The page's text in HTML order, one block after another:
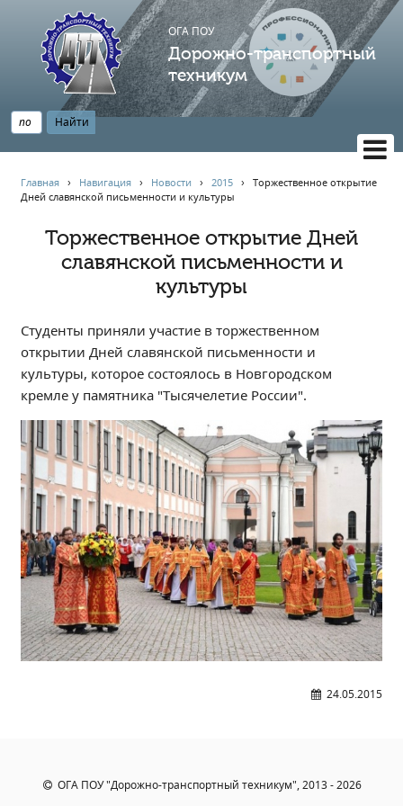
ОГА ПОУ
Дорожно-транспортный
техникум
НАВИГАЦИЯ
Главная
Профессионалитет
Новости
Наблюдательный совет
Информация
Независимая оценка качества
Профориентация
Обращения онлайн
Контакты
Региональный центр по профилактике ДДТТ
Учебно-производственный комплекс
Центр карьеры
Противодействие коррупции
Всероссийское чемпионатное движение
Региональная инновационная площадка
СВЕДЕНИЯ ОБ ОБРАЗОВАТЕЛЬНОЙ ОРГАНИЗАЦИИ
Главная › Навигация › Новости ›2015 ›Торжественное открытие
Дней славянской письменности и культуры
Торжественное открытие Дней
славянской письменности и
культуры
Студенты приняли участие в торжественном
открытии Дней славянской письменности и
культуры, которое состоялось в Новгородском
кремле у памятника "Тысячелетие России".
24.05.2015
ОГА ПОУ "Дорожно-транспортный техникум", 2013 - 2026